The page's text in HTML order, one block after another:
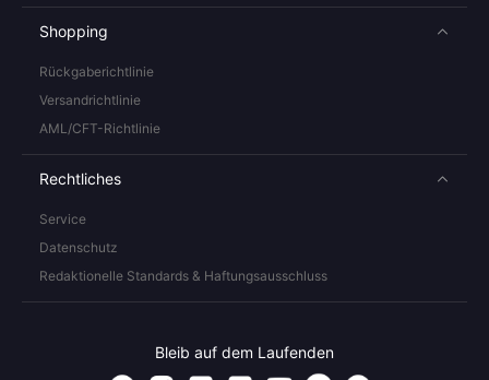
Shopping
Rückgaberichtlinie
Versandrichtlinie
AML/CFT-Richtlinie
Rechtliches
Service
Datenschutz
Redaktionelle Standards & Haftungsausschluss
Bleib auf dem Laufenden